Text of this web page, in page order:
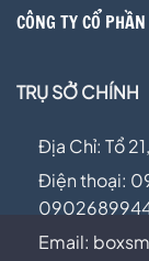
CÔNG TY CỔ
TRỤ SỞ CHÍNH
Địa Chỉ: Tổ
Điện thoại:
Email: